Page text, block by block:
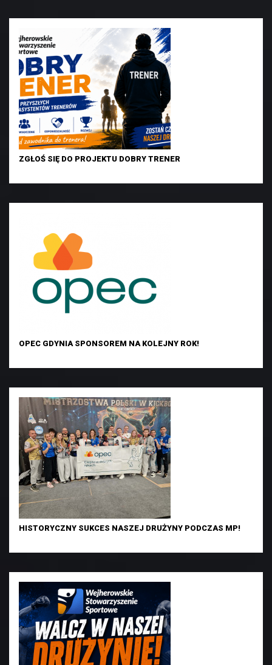
ZGŁOŚ SIĘ DO PROJEKTU DOBRY TRENER
OPEC GDYNIA SPONSOREM NA KOLEJNY ROK!
HISTORYCZNY SUKCES NASZEJ DRUŻYNY PODCZAS MP!